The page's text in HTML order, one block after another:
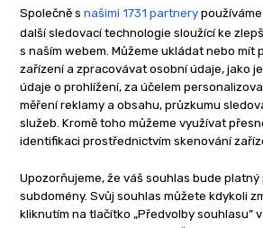
O nás
Kontakt
Reklama
Zásady soukromí
Cookies
Etický kodex
Společně s našimi 1731 partnery
další sledovací technologie sloužící ke
s naším webem. Můžeme ukládat nebo mít
zařízení a zpracovávat osobní údaje, jako
údaje o prohlížení, za účelem
měření reklamy a obsahu, průzkumu
služeb. Kromě toho můžeme využívat
identifikaci prostřednictvím skenování
Upozorňujeme, že váš souhlas bude
subdomény. Svůj souhlas můžete kdykoli
kliknutím na tlačítko „Předvolby souhlasu”